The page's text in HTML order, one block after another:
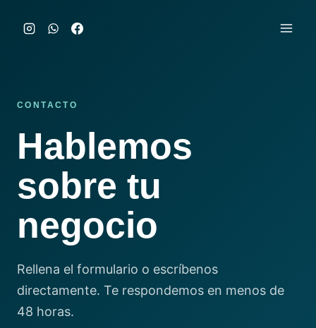
CONTACTO
Hablemos
sobre tu
negocio
Rellena el formulario o escríbenos
directamente. Te respondemos en menos de
48 horas.